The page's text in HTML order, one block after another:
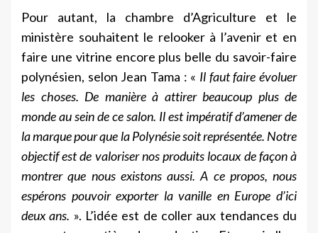
Pour autant, la chambre d’Agriculture et le
ministère souhaitent le relooker à l’avenir et en
faire une vitrine encore plus belle du savoir-faire
polynésien, selon Jean Tama : « Il faut faire évoluer
les choses. De manière à attirer beaucoup plus de
monde au sein de ce salon. Il est impératif d’amener de
la marque pour que la Polynésie soit représentée. Notre
objectif est de valoriser nos produits locaux de façon à
montrer que nous existons aussi. A ce propos, nous
espérons pouvoir exporter la vanille en Europe d’ici
deux ans. ». L’idée est de coller aux tendances du